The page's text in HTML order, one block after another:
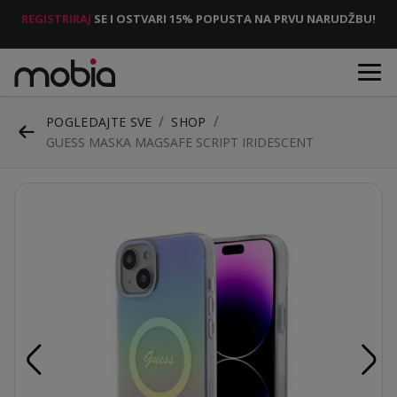
REGISTRIRAJ SE I OSTVARI 15% POPUSTA NA PRVU NARUDŽBU!
POGLEDAJTE SVE
SHOP
GUESS MASKA MAGSAFE SCRIPT IRIDESCENT